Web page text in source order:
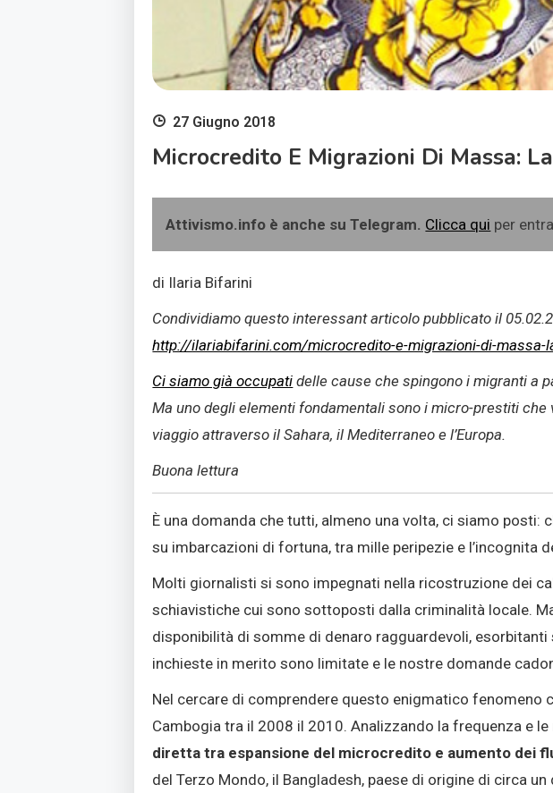
27 Giugno 2018
Microcredito E Migrazioni Di Massa:
Attivismo.info è anche su Telegram. Clicca qui per
di Ilaria Bifarini
Condividiamo questo interessant articolo pubblicato il
http://ilariabifarini.com/microcredito-e-migrazioni-di-massa-
Ci siamo già occupati delle cause che spingono i migranti a
Ma uno degli elementi fondamentali sono i micro-prestiti
viaggio attraverso il Sahara, il Mediterraneo e l’Europa.
Buona lettura
È una domanda che tutti, almeno una volta, ci siamo
su imbarcazioni di fortuna, tra mille peripezie e l’incognita
Molti giornalisti si sono impegnati nella ricostruzione dei
schiavistiche cui sono sottoposti dalla criminalità locale.
disponibilità di somme di denaro ragguardevoli,
inchieste in merito sono limitate e le nostre domande
Nel cercare di comprendere questo enigmatico fenomeno
Cambogia tra il 2008 il 2010. Analizzando la frequenza e
diretta tra espansione del microcredito e aumento dei
del Terzo Mondo, il Bangladesh, paese di origine di circa